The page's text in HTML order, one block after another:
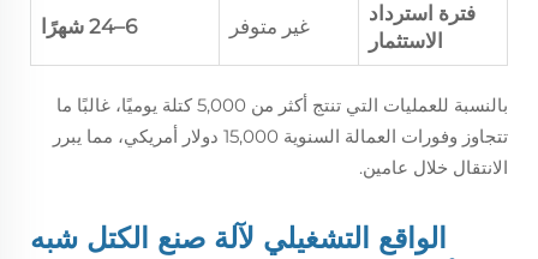
فترة استرداد
الاستثمار
غير متوفر 6–24 شهرًا
بالنسبة للعمليات التي تنتج أكثر من 5,000 كتلة يوميًا، غالبًا ما
تتجاوز وفورات العمالة السنوية 15,000 دولار أمريكي، مما يبرر
الانتقال خلال عامين.
الواقع التشغيلي لآلة صنع الكتل شبه